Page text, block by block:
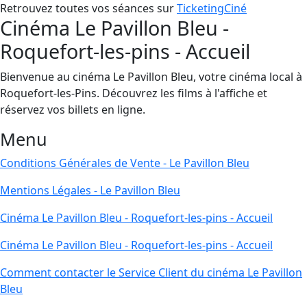
Retrouvez toutes vos séances surTicketingCiné
Cinéma Le Pavillon Bleu -
Roquefort-les-pins - Accueil
Bienvenue au cinéma Le Pavillon Bleu, votre cinéma local à
Roquefort-les-Pins. Découvrez les films à l'affiche et
réservez vos billets en ligne.
Menu
Conditions Générales de Vente - Le Pavillon Bleu
Mentions Légales - Le Pavillon Bleu
Cinéma Le Pavillon Bleu - Roquefort-les-pins - Accueil
Cinéma Le Pavillon Bleu - Roquefort-les-pins - Accueil
Comment contacter le Service Client du cinéma Le Pavillon
Bleu